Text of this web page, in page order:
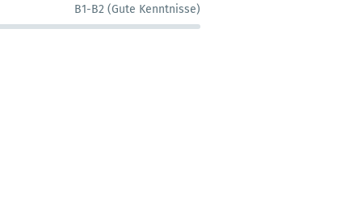
B1-B2 (Gute Kenntnisse)